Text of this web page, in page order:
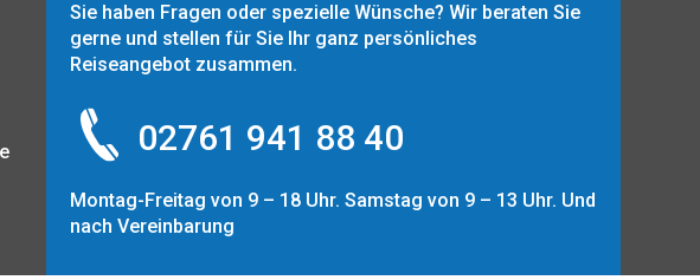
Sie haben Fragen oder spezielle Wünsche? Wir beraten Sie
gerne und stellen für Sie Ihr ganz persönliches
Reiseangebot zusammen.
02761 941 88 40
Montag-Freitag von 9 – 18 Uhr. Samstag von 9 – 13 Uhr. Und
nach Vereinbarung